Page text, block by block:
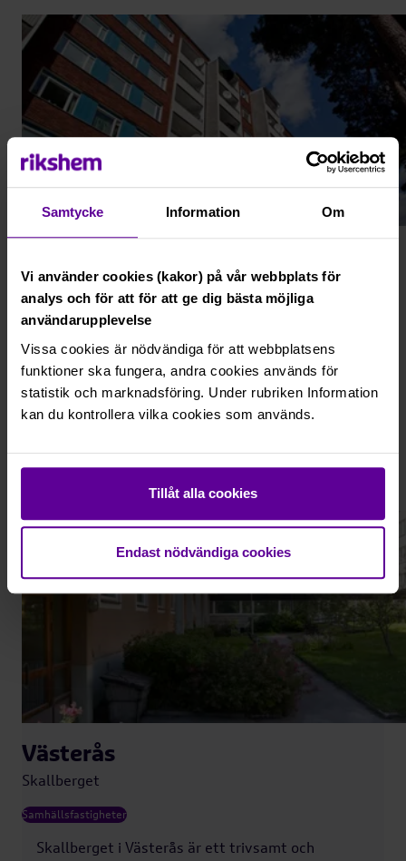
Samtycke Information Om
Vi använder cookies (kakor) på vår webbplats för
analys och för att för att ge dig bästa möjliga
användarupplevelse
Vissa cookies är nödvändiga för att webbplatsens
funktioner ska fungera, andra cookies används för
statistik och marknadsföring. Under rubriken Information
kan du kontrollera vilka cookies som används.
Tillåt alla cookies
Endast nödvändiga cookies
Pettersberg
Hyresrätter Lokaler
Stadsdelen Pettersberg ligger högt belägen i ett
kuperat område, strax väster om Västerås
centrum. Området byggdes till största delen
under 1960-talet och i dag är bebyggelsen
Västerås
Skallberget
Samhällsfastigheter
Skallberget i Västerås är ett trivsamt och